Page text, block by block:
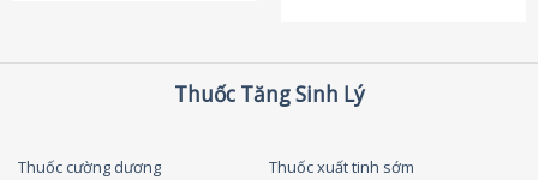
Thuốc Tăng Sinh Lý
Thuốc cường dương
Thuốc xuất tinh sớm